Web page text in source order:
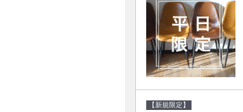
【新規限定】